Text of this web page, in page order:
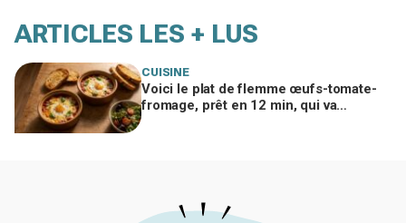
ARTICLES LES + LUS
CUISINE
Voici le plat de flemme œufs-tomate-
fromage, prêt en 12 min, qui va